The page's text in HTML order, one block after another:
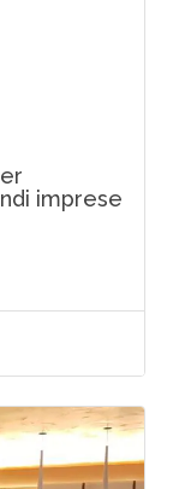
imprese